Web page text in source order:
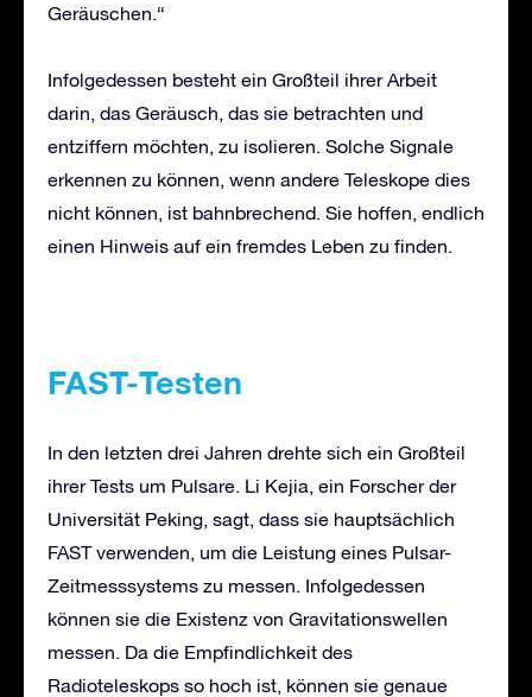
Geräuschen.“
Infolgedessen besteht ein Großteil ihrer Arbeit
darin, das Geräusch, das sie betrachten und
entziffern möchten, zu isolieren. Solche Signale
erkennen zu können, wenn andere Teleskope dies
nicht können, ist bahnbrechend. Sie hoffen, endlich
einen Hinweis auf ein fremdes Leben zu finden.
FAST-Testen
In den letzten drei Jahren drehte sich ein Großteil
ihrer Tests um Pulsare. Li Kejia, ein Forscher der
Universität Peking, sagt, dass sie hauptsächlich
FAST verwenden, um die Leistung eines Pulsar-
Zeitmesssystems zu messen. Infolgedessen
können sie die Existenz von Gravitationswellen
messen. Da die Empfindlichkeit des
Radioteleskops so hoch ist, können sie genaue